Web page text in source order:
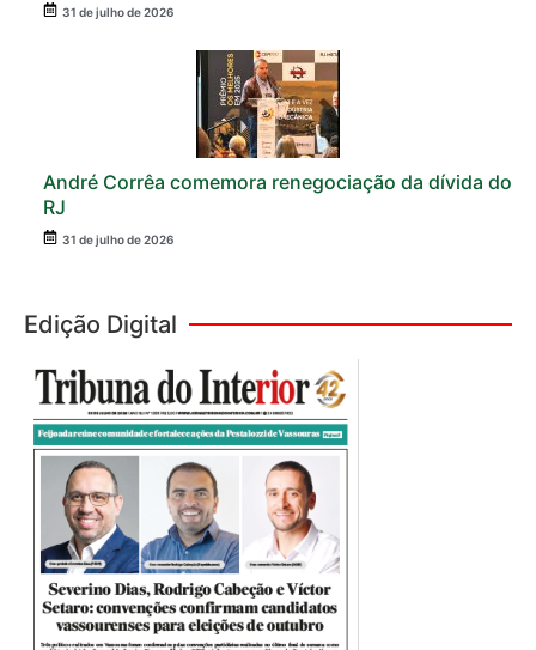
31 de julho de 2026
André Corrêa comemora renegociação da dívida do
RJ
31 de julho de 2026
Edição Digital